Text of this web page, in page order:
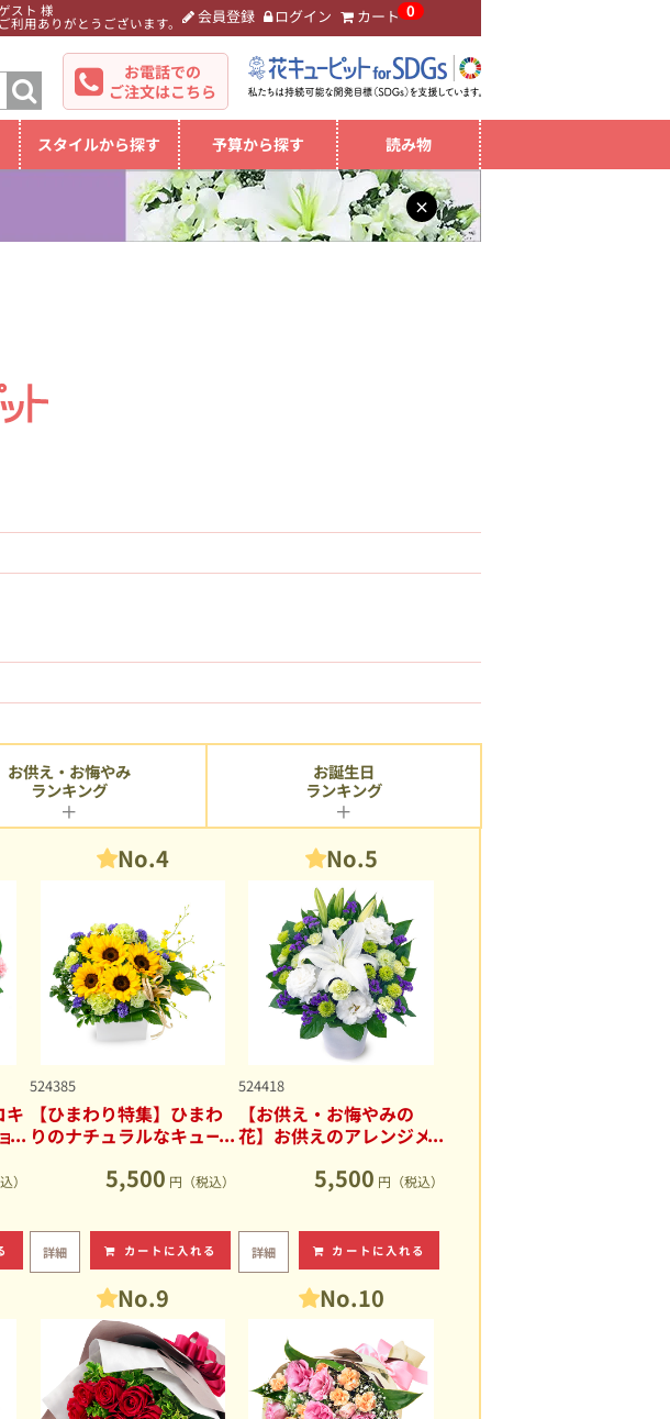
ゲスト 様
ご利用ありがとうございます。 会員登録 ログイン カート 0
お電話での
ご注文はこちら
スタイルから探す 予算から探す 読み物
×
キ
）
No.4
524385
【ひまわり特集】ひまわ
りのナチュラルなキュー
5,500 円（税込）
詳細 カートに入れる
No.5
524418
【お供え・お悔やみの
花】お供えのアレンジメ
5,500 円（税込）
詳細 カートに入れる
No.9 No.10
お供え・お悔やみ
ランキング
お誕生日
ランキング